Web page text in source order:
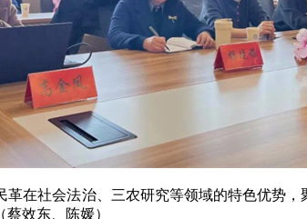
在社会法治、三农研究等领域的特色优势
效东、陈媛）